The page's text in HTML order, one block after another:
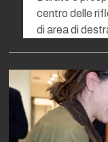
centro delle
di area di